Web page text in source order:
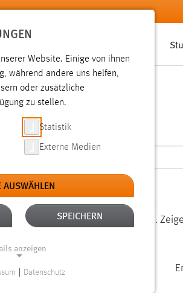
ALLE FILTER ENTFERNEN
Es wurden 1181 Ergebnisse gefunden.
Website. Einige von ihnen
während andere uns helfen,
oder zusätzliche
zu stellen.
Statistik
Externe Medien
AUSWÄHLEN
SPEICHERN
anzeigen
Datenschutz